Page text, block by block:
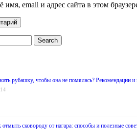
имя, email и адрес сайта в этом
Search
рубашку, чтобы она не помялась? Рекомендации и
отмыть сковороду от нагара: способы и полезные